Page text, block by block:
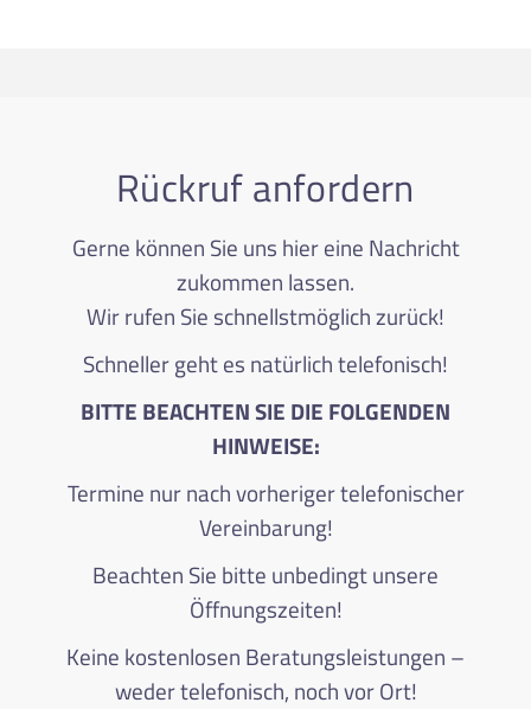
Rückruf anfordern
Gerne können Sie uns hier eine Nachricht
zukommen lassen.
Wir rufen Sie schnellstmöglich zurück!
Schneller geht es natürlich telefonisch!
BITTE BEACHTEN SIE DIE FOLGENDEN
HINWEISE:
Termine nur nach vorheriger telefonischer
Vereinbarung!
Beachten Sie bitte unbedingt unsere
Öffnungszeiten!
Keine kostenlosen Beratungsleistungen –
weder telefonisch, noch vor Ort!